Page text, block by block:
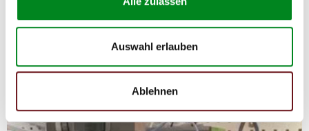
Auswahl erlauben
Ablehnen
des Preises eines original Common-Rail-Injektoren.
Auf diese Weise können Reparatur- und